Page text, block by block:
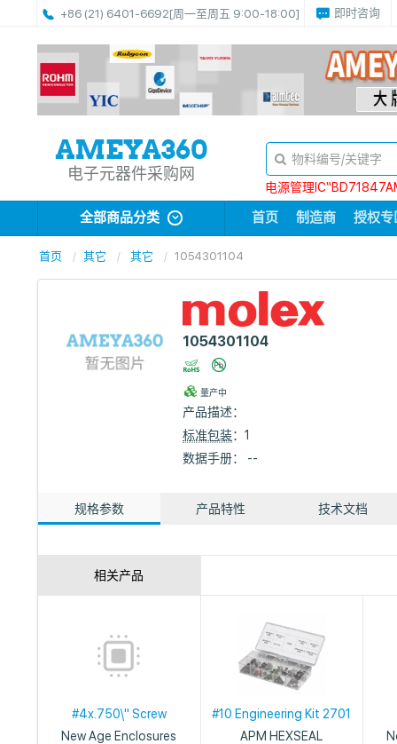
+86 (21) 6401-6692[周一至周五 9:00-18:00] 即时咨询
电子元器件采购网
电源管理
全部商品分类 首页 制造商 授权专
首页 其它 其它 1054301104
1054301104
量产中
产品描述：
标准包装：1
数据手册： --
规格参数 产品特性 技术文档
相关产品
#4x.750\" Screw
New Age Enclosures
#10 Engineering Kit 2701
APM HEXSEAL